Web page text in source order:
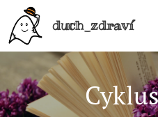
duch_zdraví